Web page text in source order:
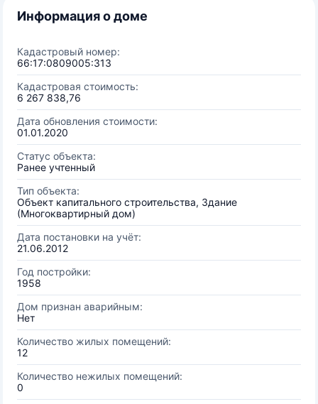
Информация о доме
Кадастровый номер:
66:17:0809005:313
Кадастровая стоимость:
6 267 838,76
Дата обновления стоимости:
01.01.2020
Статус объекта:
Ранее учтенный
Тип объекта:
Объект капитального строительства, Здание
(Многоквартирный дом)
Дата постановки на учёт:
21.06.2012
Год постройки:
1958
Дом признан аварийным:
Нет
Количество жилых помещений:
12
Количество нежилых помещений:
0